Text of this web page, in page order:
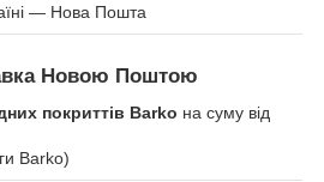
— Нова Пошта
Новою Поштою
покриттів Barko на суму від
Barko)